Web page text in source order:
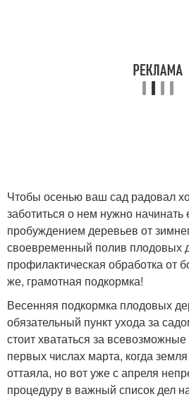
Чтобы осенью ваш сад радовал
заботиться о нем нужно
пробуждением деревьев от
своевременный полив плодовых
профилактическая обработка от
же, грамотная подкормка!
Весенняя подкормка плодовых
обязательный пункт ухода за
стоит хвататься за
первых числах марта, когда
оттаяла, но вот уже с апреля
процедуру в важный список дел